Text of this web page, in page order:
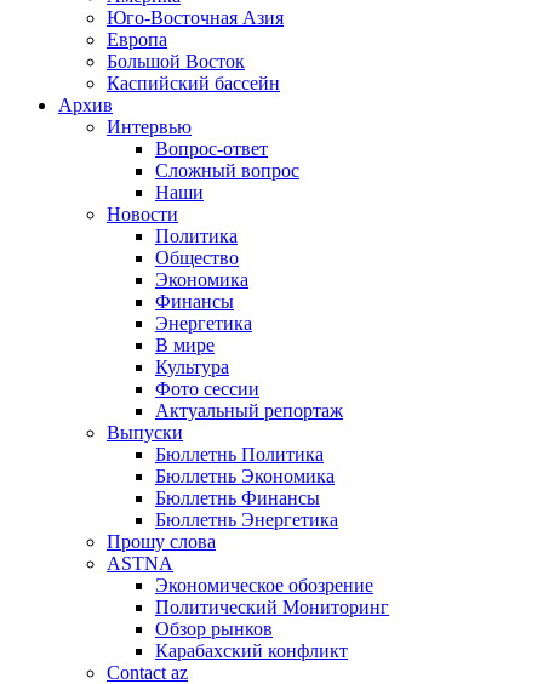
Юго-Восточная Азия
Европа
Большой Восток
Каспийский бассейн
Архив
Интервью
Вопрос-ответ
Сложный вопрос
Наши
Новости
Политика
Общество
Экономика
Финансы
Энергетика
В мире
Культура
Фото сессии
Актуальный репортаж
Выпуски
Бюллетнь Политика
Бюллетнь Экономика
Бюллетнь Финансы
Бюллетнь Энергетика
Прошу слова
ASTNA
Экономическое обозрение
Политический Мониторинг
Обзор рынков
Карабахский конфликт
Contact az